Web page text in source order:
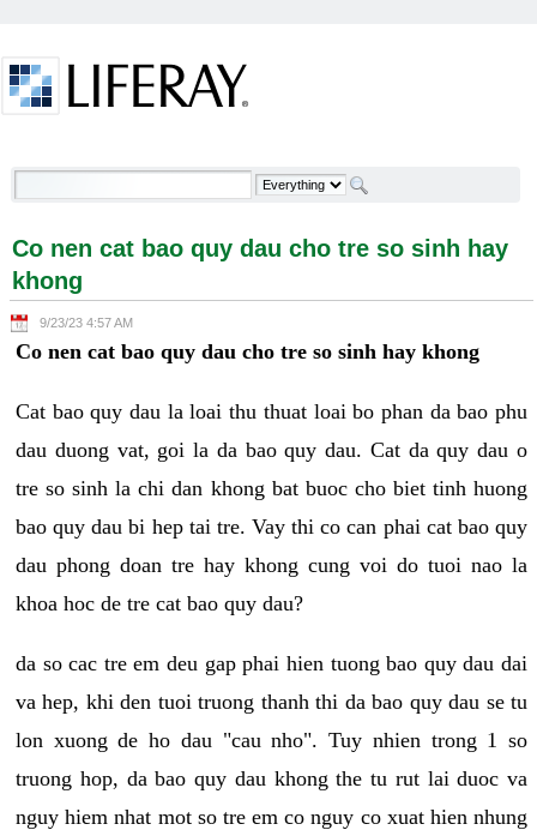
Co nen cat bao quy dau cho tre so sinh hay khong -
Co nen cat bao quy dau cho tre so sinh hay
khong
9/23/23 4:57 AM
Co nen cat bao quy dau cho tre so sinh hay khong
Cat bao quy dau la loai thu thuat loai bo phan da bao phu
dau duong vat, goi la da bao quy dau. Cat da quy dau o
tre so sinh la chi dan khong bat buoc cho biet tinh huong
bao quy dau bi hep tai tre. Vay thi co can phai cat bao quy
dau phong doan tre hay khong cung voi do tuoi nao la
khoa hoc de tre cat bao quy dau?
da so cac tre em deu gap phai hien tuong bao quy dau dai
va hep, khi den tuoi truong thanh thi da bao quy dau se tu
lon xuong de ho dau "cau nho". Tuy nhien trong 1 so
truong hop, da bao quy dau khong the tu rut lai duoc va
nguy hiem nhat mot so tre em co nguy co xuat hien nhung